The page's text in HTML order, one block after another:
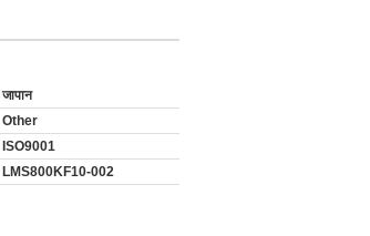
जापान
Other
ISO9001
LMS800KF10-002